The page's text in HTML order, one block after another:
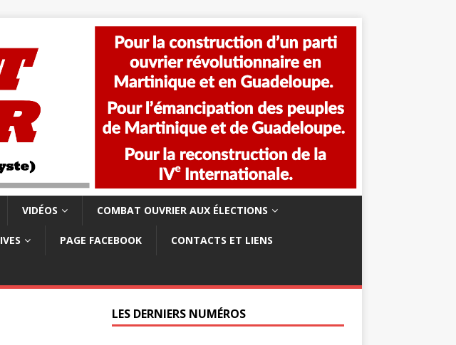
VIDÉOS COMBAT OUVRIER AUX ÉLECTIONS
PAGE FACEBOOK CONTACTS ET LIENS
LES DERNIERS NUMÉROS